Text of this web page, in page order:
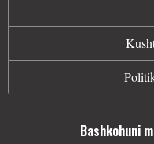
Bashkohuni